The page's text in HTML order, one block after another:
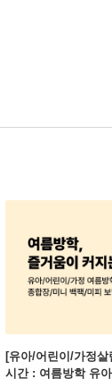
[유아/어린이/가정
시간 : 여름방학 유